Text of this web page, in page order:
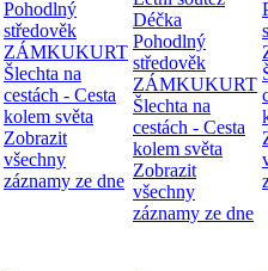
Pohodlný
středověk
ZÁMKUKURT
Šlechta na
cestách - Cesta
kolem světa
Zobrazit
všechny
záznamy ze dne
Déčka
Pohodlný
středověk
ZÁMKUKURT
Šlechta na
cestách - Cesta
kolem světa
Zobrazit
všechny
záznamy ze dne